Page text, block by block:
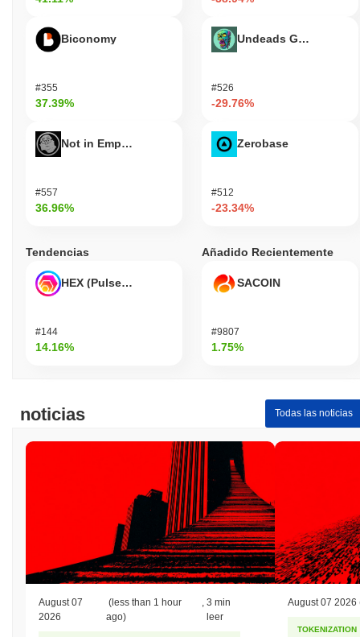
Biconomy
#355
37.39%
Not in Employment, Education, or Training
#557
36.96%
Undeads Games
#526
-29.76%
Zerobase
#512
-23.34%
Tendencias
HEX (Pulsechain)
#144
14.16%
Añadido Recientemente
SACOIN
#9807
1.75%
noticias Todas las noticias
August 07
2026
(less than 1 hour
ago)
,3 min
leer
August 07 2026
TOKENIZATION